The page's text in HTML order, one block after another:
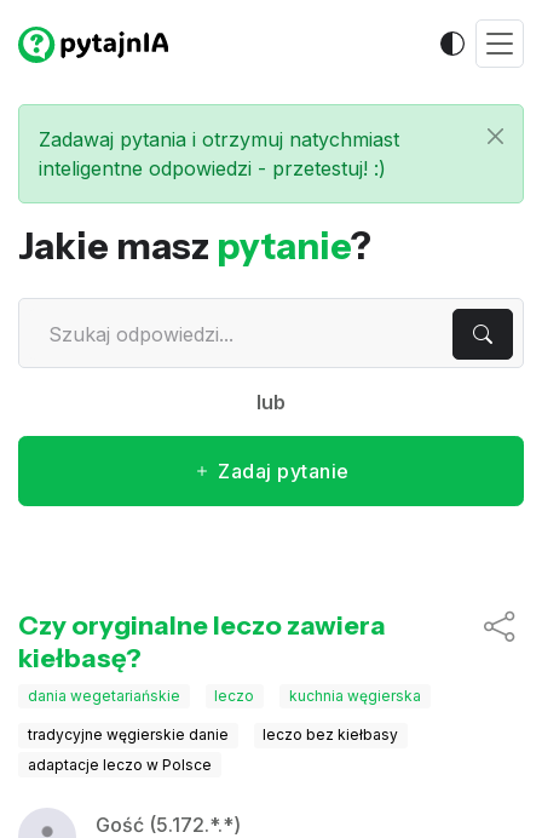
Zadawaj pytania i otrzymuj natychmiast
inteligentne odpowiedzi - przetestuj! :)
Jakie masz pytanie?
lub
Zadaj pytanie
Czy oryginalne leczo zawiera
kiełbasę?
dania wegetariańskie leczo kuchnia węgierska
tradycyjne węgierskie danie
leczo bez kiełbasy
adaptacje leczo w Polsce
Gość (5.172.*.*)